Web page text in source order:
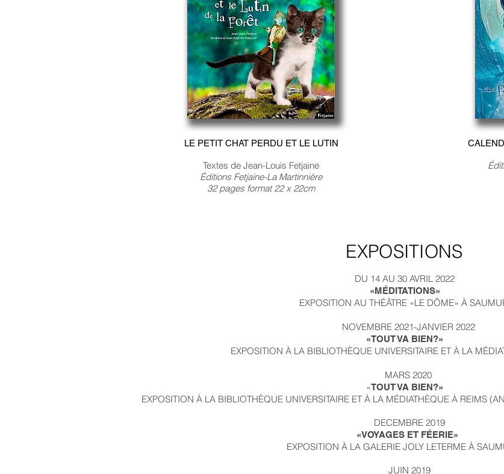
LE PETIT CHAT PERDU ET LE LUTIN
Textes de Jean-Louis Fetjaine
Éditions Fetjaine-La Martinnière
32 pages format 22 x 22cm
EXPOSITIONS
DU 14 AU 30 AVRIL 2022
«MÉDITATIONS»
EXPOSITION AU THÉÂTRE «LE DÔME» À
NOVEMBRE 2021-JANVIER 2022
«TOUT VA BIEN?»
EXPOSITION À LA BIBLIOTHÈQUE UNIVERSITAIRE ET À LA
MARS 2020
«TOUT VA BIEN?»
EXPOSITION À LA BIBLIOTHÈQUE UNIVERSITAIRE ET À LA MÉDIATHÈQUE À REIMS
DECEMBRE 2019
«VOYAGES ET FÉERIE»
EXPOSITION À LA GALERIE JOLY LETERME À
JUIN 2019